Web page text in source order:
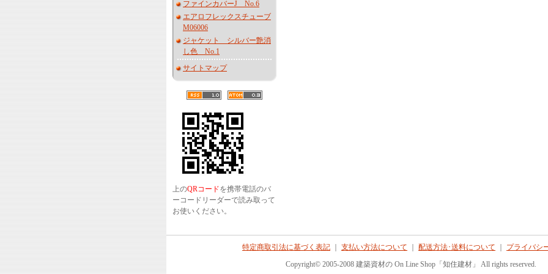
ファインカバーJ No.6
エアロフレックスチューブ
M06006
ジャケット シルバー艶消
し色 No.1
サイトマップ
上のQRコードを携帯電話のバ
ーコードリーダーで読み取って
お使いください。
特定商取引法に基づく表記 支払い方法について 配送方法･送料について
プライバシ
Copyright© 2005-2008 建築資材の On Line Shop「知住建材」 All rights reserved.